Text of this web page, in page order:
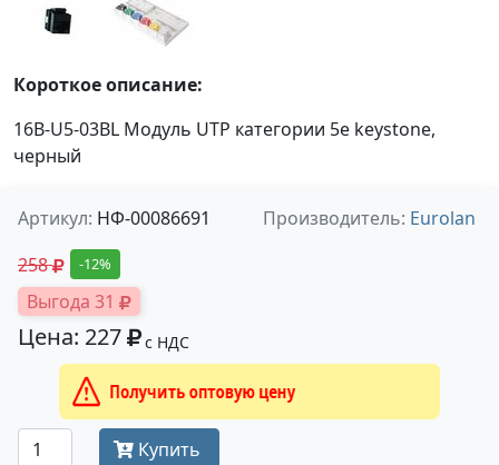
Короткое описание:
16B-U5-03BL Модуль UTP категории 5е keystone,
черный
Артикул: НФ-00086691 Производитель: Eurolan
258
-12%
Выгода 31
Цена: 227 с НДС
Получить оптовую цену
Купить